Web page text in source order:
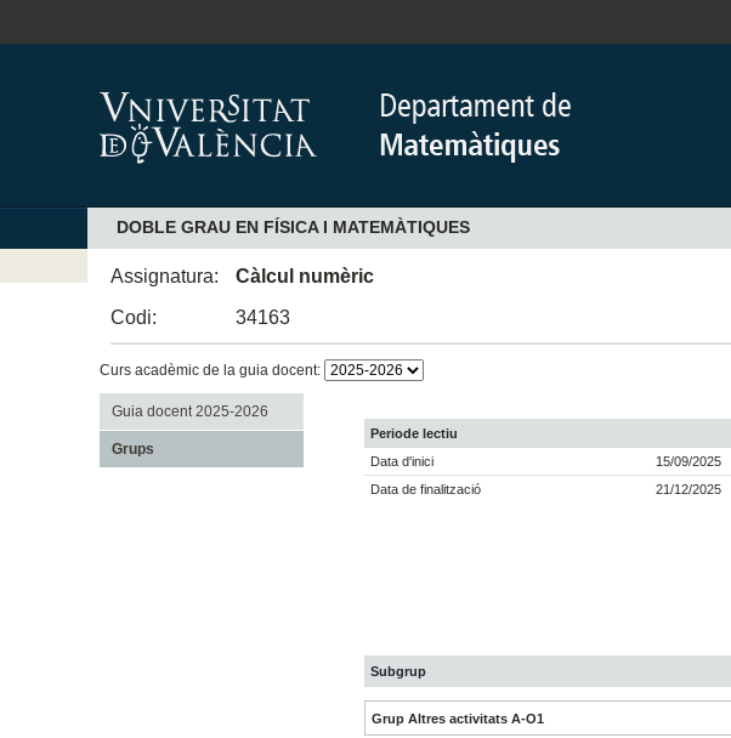
DOBLE GRAU EN FÍSICA I MATEMÀTIQUES
Assignatura:
Càlcul numèric
Codi:
34163
Curs acadèmic de la guia docent:
Guia docent 2025-2026
Grups
Periode lectiu
Data d'inici
15/09/2025
Data de finalització
21/12/2025
Subgrup
Grup Altres activitats A-O1